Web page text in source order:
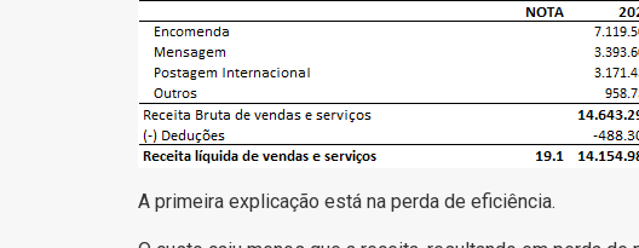
A primeira explicação está na perda de eficiência.